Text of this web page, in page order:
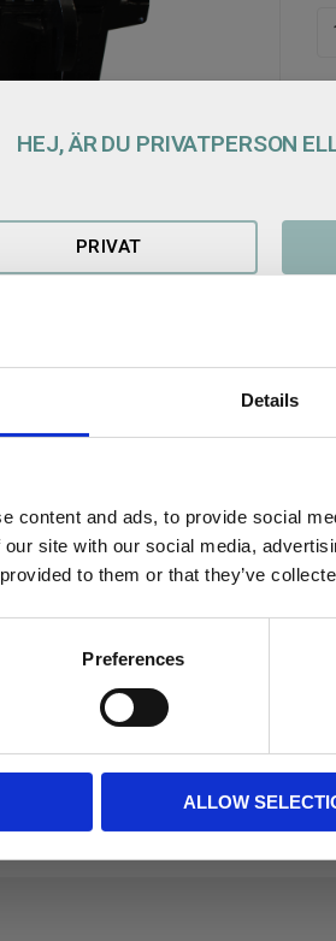
Details
content and ads, to provide social
site with our social media,
to them or that they’ve
Preferences
ALLOW
för enkelt och billigt byte av
HEJ, ÄR DU PRIVATPERSON
PRIVAT